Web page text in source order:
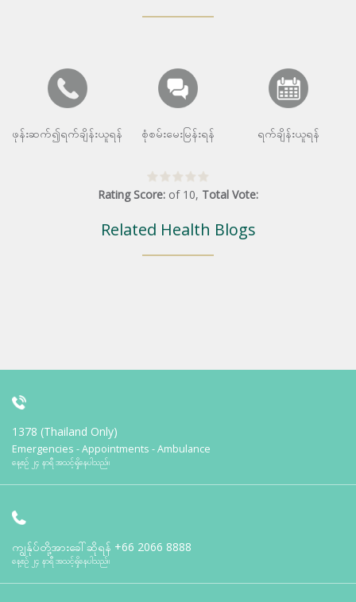
ဖုန်းဆက်၍ရက်ချိန်းယူရန် စုံစမ်းမေးမြန်းရန် ရက်ချိန်းယူရန်
Rating Score: of 10, Total Vote:
Related Health Blogs
1378 (Thailand Only)
Emergencies - Appointments - Ambulance
နေ့စဉ် ၂၄ နာရီ အသင့်ရှိနေပါသည်။
ကျွန်ုပ်တို့အားခေါ်ဆိုရန် +66 2066 8888
နေ့စဉ် ၂၄ နာရီ အသင့်ရှိနေပါသည်။